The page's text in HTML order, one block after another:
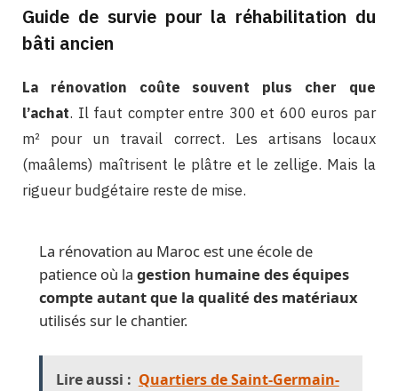
Guide de survie pour la réhabilitation du
bâti ancien
La rénovation coûte souvent plus cher que
l’achat. Il faut compter entre 300 et 600 euros par
m² pour un travail correct. Les artisans locaux
(maâlems) maîtrisent le plâtre et le zellige. Mais la
rigueur budgétaire reste de mise.
La rénovation au Maroc est une école de
patience où la gestion humaine des équipes
compte autant que la qualité des matériaux
utilisés sur le chantier.
Lire aussi : Quartiers de Saint-Germain-